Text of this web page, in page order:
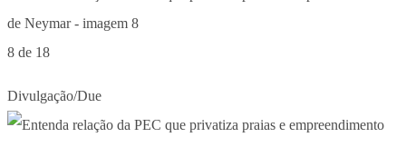
8 de 18
Divulgação/Due